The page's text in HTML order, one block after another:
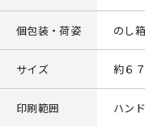
個包装・荷姿 のし
サイズ 約６
印刷範囲 ハン